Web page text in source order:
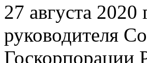
27 августа 2020
руководителя
Госкорпорации